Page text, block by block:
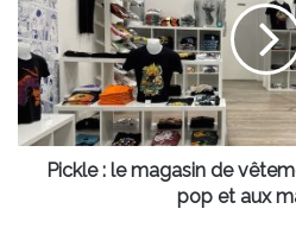
de
vêtements
dédié
la
culture
Pickle : le magasin de
pop et aux